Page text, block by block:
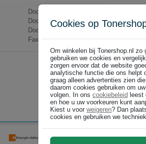
Document Centre printers
DocuPrint printers
DocuTech printers
FaxCentre printers
Office Fax LF8140
Office Fax LF8145
Office Fax LF8190
Cookies op
Om winkelen bij Tonershop.nl
gebruiken we cookies en
zorgen ervoor dat de website
analytische functie die ons helpt
graag alleen advertenties zien
daarom cookies gebruiken om
volgen. In ons cookiebeleid
en hoe u uw voorkeuren kunt
Kiest u voor weigeren? Dan
cookies en gebruiken we